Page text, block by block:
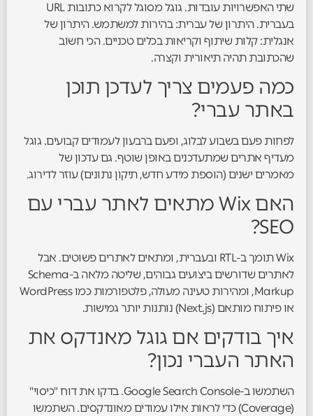
שתי האפשרויות עובדות. גוגל מסוגל לקרוא כתובות URL
בעברית. היתרון של עברית: בהירות למשתמש. היתרון של
אנגלית: קלות שיתוף וקריאות בכלים טכניים. הכי חשוב
שהכתובת תהיה תיאורית וקצרה.
כמה פעמים צריך לעדכן תוכן
באתר עברי?
לפחות פעם בשבוע לבלוג, ופעם ברבעון לעמודים קבועים. גוגל
מעדיף אתרים שמתעדכנים באופן שוטף. גם עדכון של
מאמרים ישנים (הוספת מידע חדש, תיקון נתונים) עוזר לדירוג.
האם Wix מתאים לאתר עברי עם
SEO?
Wix תומך ב-RTL ובעברית, ומתאים לאתרים פשוטים. אבל
לאתרים שדורשים ביצועים גבוהים, שליטה מלאה ב-Schema
Markup, ומהירות טעינה מעולה, פלטפורמות כמו WordPress
או פיתוח מותאם (Next.js) נותנות יותר גמישות.
איך בודקים אם גוגל מאנדקס את
האתר העברי נכון?
השתמשו ב-Google Search Console. בדקו את דוח "כיסוי"
(Coverage) כדי לראות אילו עמודים מאונדקסים. השתמשו